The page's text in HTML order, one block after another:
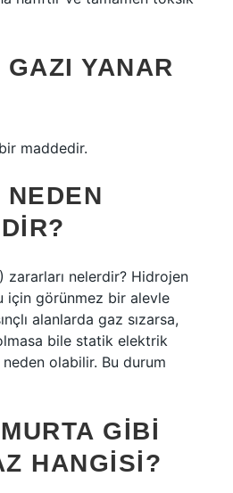
YANAR
maddedir.
zararları nelerdir? Hidrojen
için görünmez bir alevle
alanlarda gaz sızarsa,
bile statik elektrik
olabilir. Bu durum
GIBI
HANGISI?